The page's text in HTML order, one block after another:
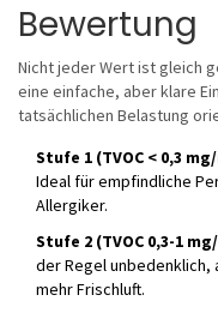
Bewertung
Nicht jeder Wert ist gleich
eine einfache, aber klare
tatsächlichen Belastung
Stufe 1 (TVOC < 0,3
Ideal für empfindliche
Allergiker.
Stufe 2 (TVOC 0,3-1
der Regel unbedenklich,
mehr Frischluft.